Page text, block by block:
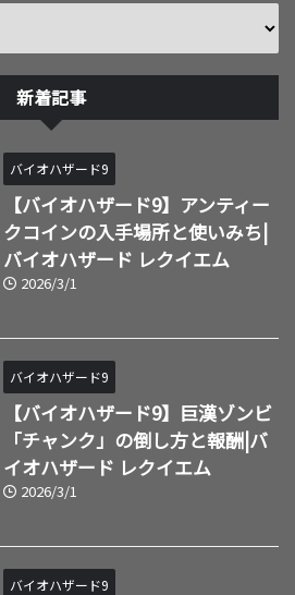
新着記事
バイオハザード9
【バイオハザード9】アンティー
クコインの入手場所と使いみち|
バイオハザード レクイエム
2026/3/1
バイオハザード9
【バイオハザード9】巨漢ゾンビ
「チャンク」の倒し方と報酬|バ
イオハザード レクイエム
2026/3/1
バイオハザード9